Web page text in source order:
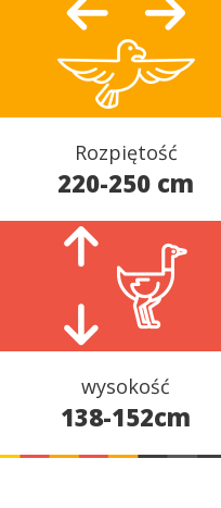
Rozpiętość
220-250 cm
wysokość
138-152cm